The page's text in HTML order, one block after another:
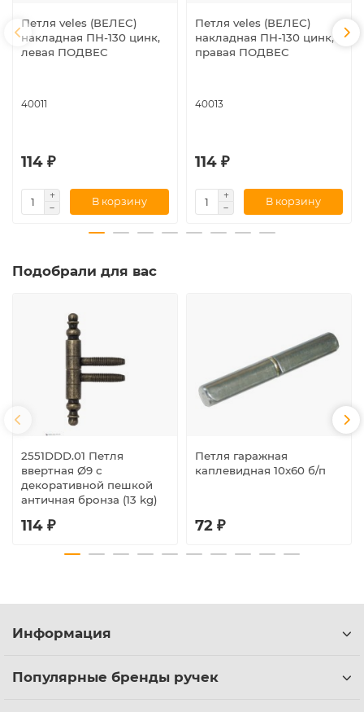
Петля veles (ВЕЛЕС)
накладная ПН-130 цинк,
левая ПОДВЕС
40011
114 ₽
В корзину
Петля veles (ВЕЛЕС)
накладная ПН-130 цинк,
правая ПОДВЕС
40013
114 ₽
В корзину
Подобрали для вас
2551DDD.01 Петля
ввертная Ø9 с
декоративной пешкой
античная бронза (13 kg)
114 ₽
Петля гаражная
каплевидная 10x60 б/п
72 ₽
Информация
Популярные бренды ручек